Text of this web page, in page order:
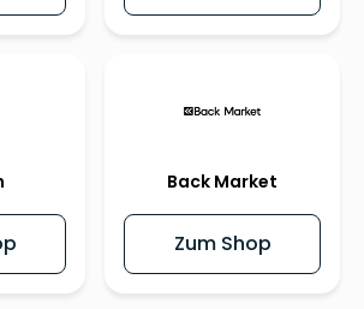
Back Market
Zum Shop